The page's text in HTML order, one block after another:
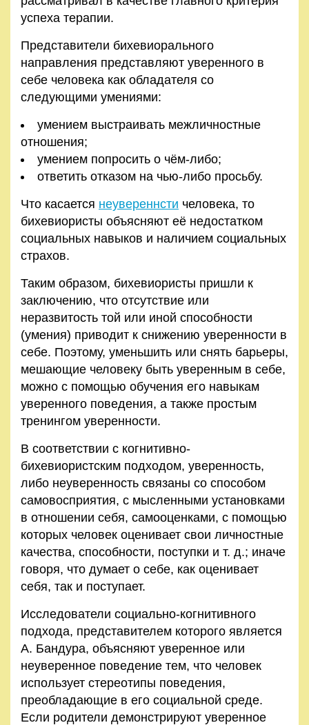
успеха терапии.
Представители бихевиорального
направления представляют уверенного в
себе человека как обладателя со
следующими умениями:
умением выстраивать межличностные
отношения;
умением попросить о чём-либо;
ответить отказом на чью-либо просьбу.
Что касается неувереннсти человека, то
бихевиористы объясняют её недостатком
социальных навыков и наличием социальных
страхов.
Таким образом, бихевиористы пришли к
заключению, что отсутствие или
неразвитость той или иной способности
(умения) приводит к снижению уверенности в
себе. Поэтому, уменьшить или снять барьеры,
мешающие человеку быть уверенным в себе,
можно с помощью обучения его навыкам
уверенного поведения, а также простым
тренингом уверенности.
В соответствии с когнитивно-
бихевиористским подходом, уверенность,
либо неуверенность связаны со способом
самовосприятия, с мысленными установками
в отношении себя, самооценками, с помощью
которых человек оценивает свои личностные
качества, способности, поступки и т. д.; иначе
говоря, что думает о себе, как оценивает
себя, так и поступает.
Исследователи социально-когнитивного
подхода, представителем которого является
А. Бандура, объясняют уверенное или
неуверенное поведение тем, что человек
использует стереотипы поведения,
преобладающие в его социальной среде.
Если родители демонстрируют уверенное